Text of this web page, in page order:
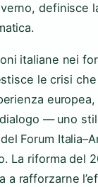
definisce
italiane nei
le crisi
— uno
Forum
La riforma del
a rafforzarne